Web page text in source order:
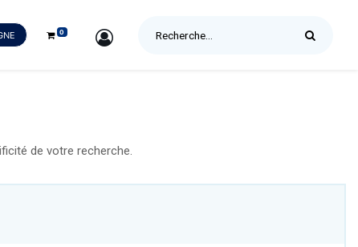
0 SIGN IN
de votre recherche.